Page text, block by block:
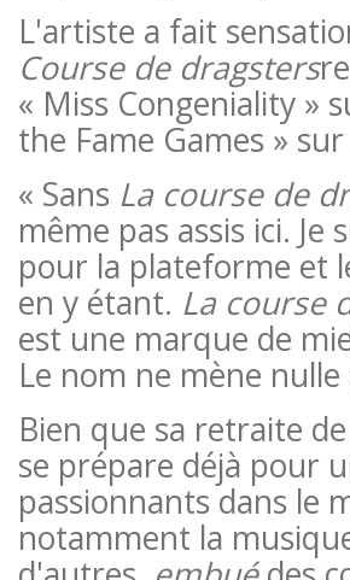
L'artiste a fait
Course de dragsters
« Miss Congeniality »
the Fame Games » sur
« Sans La course de
même pas assis ici.
pour la plateforme et
en y étant. La course
est une marque de
Le nom ne mène
Bien que sa retraite
se prépare déjà pour
passionnants dans le
notamment la